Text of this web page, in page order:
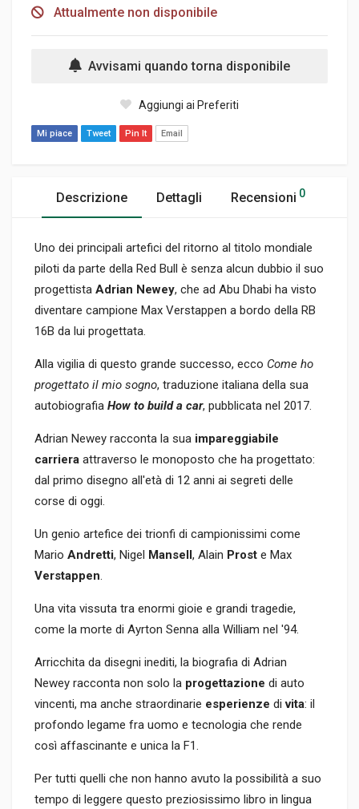
Attualmente non disponibile
Avvisami quando torna disponibile
Aggiungi ai Preferiti
Mi piace Tweet Pin It Email
Descrizione Dettagli Recensioni 0
Uno dei principali artefici del ritorno al titolo mondiale
piloti da parte della Red Bull è senza alcun dubbio il suo
progettista Adrian Newey, che ad Abu Dhabi ha visto
diventare campione Max Verstappen a bordo della RB
16B da lui progettata.
Alla vigilia di questo grande successo, ecco Come ho
progettato il mio sogno, traduzione italiana della sua
autobiografia How to build a car, pubblicata nel 2017.
Adrian Newey racconta la sua impareggiabile
carriera attraverso le monoposto che ha progettato:
dal primo disegno all'età di 12 anni ai segreti delle
corse di oggi.
Un genio artefice dei trionfi di campionissimi come
Mario Andretti, Nigel Mansell, Alain Prost e Max
Verstappen.
Una vita vissuta tra enormi gioie e grandi tragedie,
come la morte di Ayrton Senna alla William nel '94.
Arricchita da disegni inediti, la biografia di Adrian
Newey racconta non solo la progettazione di auto
vincenti, ma anche straordinarie esperienze divita: il
profondo legame fra uomo e tecnologia che rende
così affascinante e unica la F1.
Per tutti quelli che non hanno avuto la possibilità a suo
tempo di leggere questo preziosissimo libro in lingua